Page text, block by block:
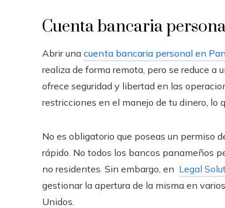
Cuenta bancaria
Abrir una cuenta bancaria personal en
realiza de forma remota, pero se reduce
ofrece seguridad y libertad en las
restricciones en el manejo de tu dinero, lo
No es obligatorio que poseas un permiso
rápido. No todos los bancos panameños
no residentes. Sin embargo, en Legal
gestionar la apertura de la misma en
Unidos.